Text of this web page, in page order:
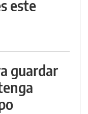
este
guardar